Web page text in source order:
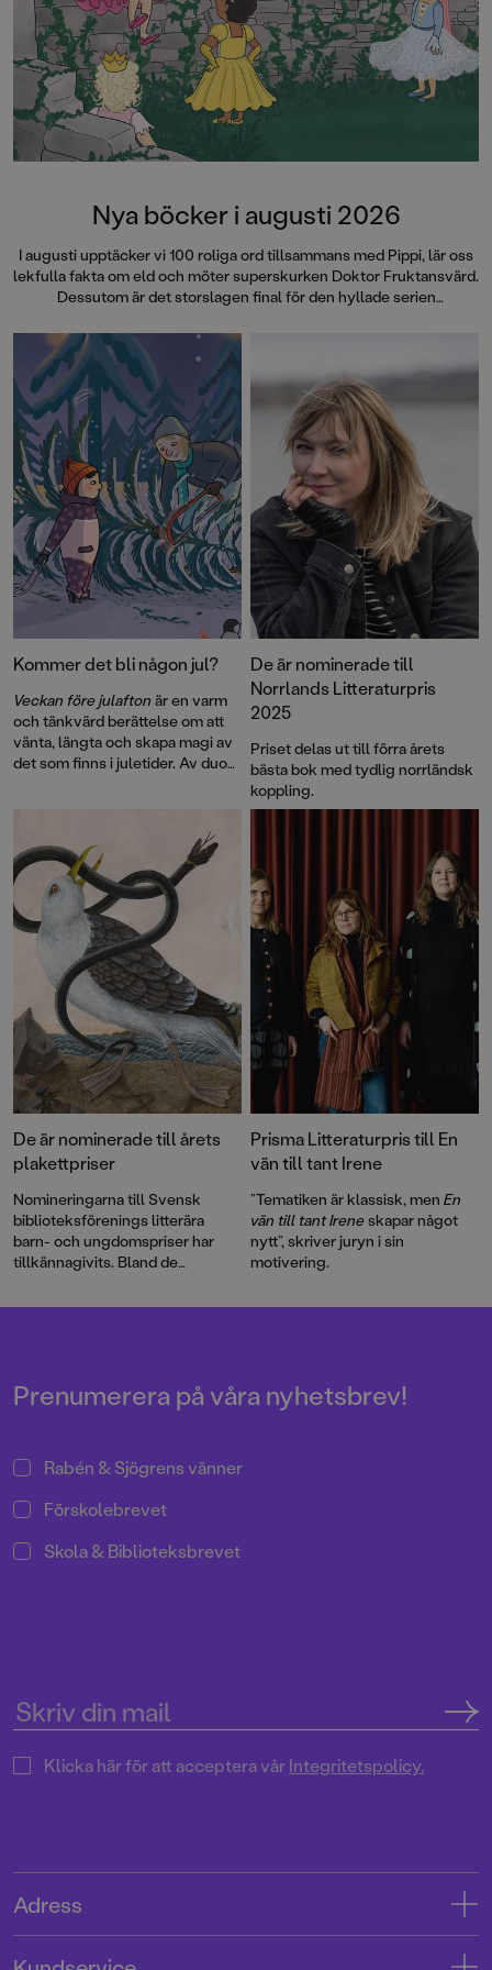
Nya böcker i augusti 2026
I augusti upptäcker vi 100 roliga ord tillsammans med Pippi, lär oss
lekfulla fakta om eld och möter superskurken Doktor Fruktansvärd.
Dessutom är det storslagen final för den hyllade serien
fyller 15 år och det firar vi med att ge ut hela Engelsforstrilogin i
vackra jubileumsutgåvor med nya omslag och illustrerade
snittytor! Läs mer om dessa böcker – och många, många fler!
Kommer det bli någon jul?
Veckan före julafton är en varm
och tänkvärd berättelse om att
vänta, längta och skapa magi av
det som finns i juletider. Av duon
Veckan före barnbidraget
De är nominerade till
Norrlands Litteraturpris
2025
Priset delas ut till förra årets
bästa bok med tydlig norrländsk
koppling.
De är nominerade till årets
plakettpriser
Nomineringarna till Svensk
biblioteksförenings litterära
barn- och ungdomspriser har
tillkännagivits. Bland de
äter allaav Aron Landahl ochEn
Adbåge.
Prisma Litteraturpris till En
vän till tant Irene
”Tematiken är klassisk, men En
vän till tant Ireneskapar något
nytt”, skriver juryn i sin
motivering.
Prenumerera på våra nyhetsbrev!
Rabén & Sjögrens vänner
Förskolebrevet
Skola & Biblioteksbrevet
Klicka här för att acceptera vårIntegritetspolicy.
Adress